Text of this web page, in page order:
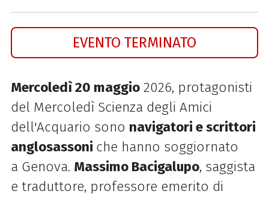
EVENTO TERMINATO
Mercoledì 20 maggio2026, protagonisti
del Mercoledì Scienza degli Amici
dell'Acquario sono navigatori e scrittori
anglosassoni che hanno soggiornato
a Genova. Massimo Bacigalupo, saggista
e traduttore, professore emerito di